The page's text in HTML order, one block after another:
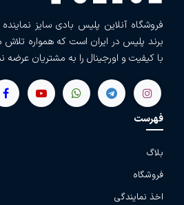
فروشگاه آنلاین پلیس بادی سایز
برند پلیس در ایران است که همواره
با کیفیت و اورجینال را به مشتریان عرضه
فهرست
بلاگ
فروشگاه
اخذ نمایندگی